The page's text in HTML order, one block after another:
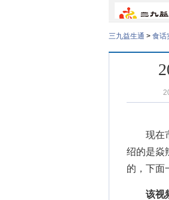
三九益生通 > 食话
现在市
绍的是焱
的，下面
该视频